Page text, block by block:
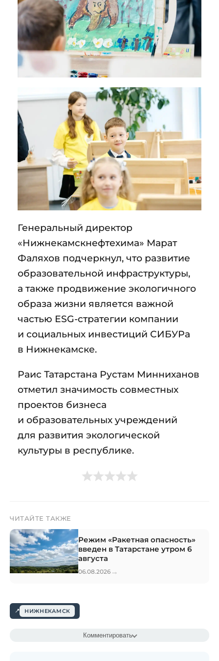
Генеральный директор
«Нижнекамскнефтехима» Марат
Фаляхов подчеркнул, что развитие
образовательной инфраструктуры,
а также продвижение экологичного
образа жизни является важной
частью ESG-стратегии компании
и социальных инвестиций СИБУРа
в Нижнекамске.
Раис Татарстана Рустам Минниханов
отметил значимость совместных
проектов бизнеса
и образовательных учреждений
для развития экологической
культуры в республике.
ЧИТАЙТЕ ТАКЖЕ
Режим «Ракетная опасность»
введен в Татарстане утром 6
августа
06.08.2026 →
НИЖНЕКАМСК
Комментировать